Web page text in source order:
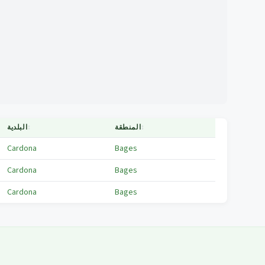
البلدية↕ المنطقة↕
Cardona
Bages
Cardona
Bages
Cardona Bages